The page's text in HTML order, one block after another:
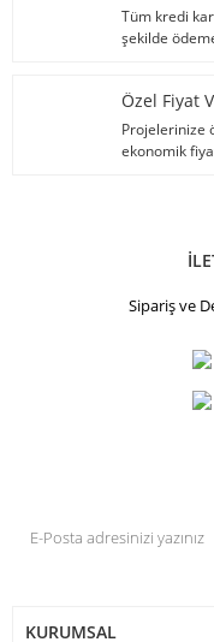
Tüm kredi
şekilde
Özel Fiyat
Projelerinize
ekonomik
Sipariş ve
KURUMSAL